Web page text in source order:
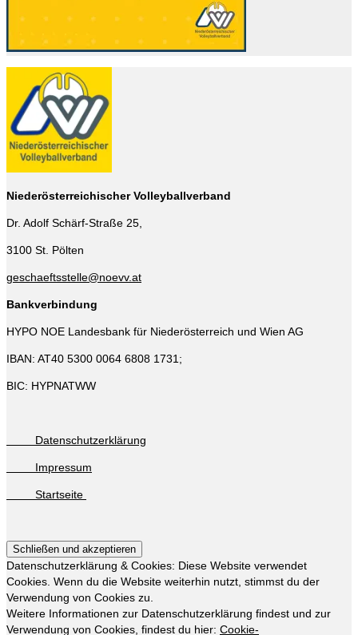
Niederösterreichischer Volleyballverband
Dr. Adolf Schärf-Straße 25,
3100 St. Pölten
geschaeftsstelle@noevv.at
Bankverbindung
HYPO NOE Landesbank für Niederösterreich und Wien AG
IBAN: AT40 5300 0064 6808 1731;
BIC: HYPNATWW
Datenschutzerklärung
Impressum
Startseite
Datenschutzerklärung & Cookies: Diese Website verwendet
Cookies. Wenn du die Website weiterhin nutzt, stimmst du der
Verwendung von Cookies zu.
Weitere Informationen zur Datenschutzerklärung findest und zur
Verwendung von Cookies, findest du hier: Cookie-